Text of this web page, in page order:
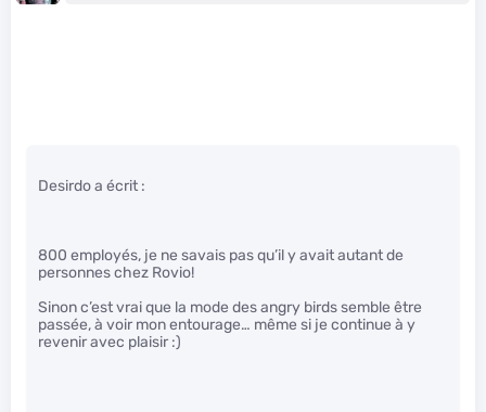
Desirdo a écrit :
800 employés, je ne savais pas qu’il y avait autant de
personnes chez Rovio!
Sinon c’est vrai que la mode des angry birds semble être
passée, à voir mon entourage… même si je continue à y
revenir avec plaisir :)